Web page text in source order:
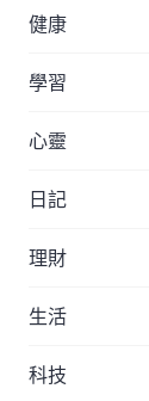
健康
學習
心靈
日記
理財
生活
科技